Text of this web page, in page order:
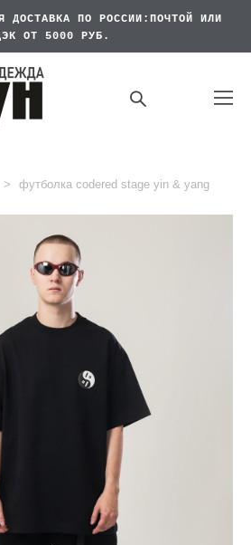
ДОСТАВКА ПО РОССИИ:ПОЧТОЙ ИЛИ
ОТ 5000 РУБ.
>
футболка codered stage yin & yang